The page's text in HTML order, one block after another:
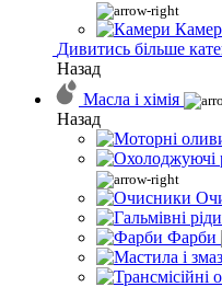
Дивитись більше
Назад
Масла і хімія
Назад
Фарби